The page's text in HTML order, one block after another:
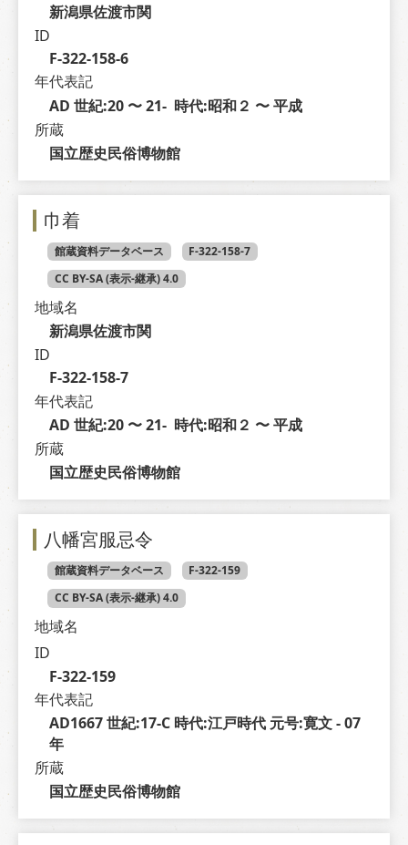
新潟県佐渡市関
ID
F-322-158-6
年代表記
AD 世紀:20 〜 21-  時代:昭和２ 〜 平成
所蔵
国立歴史民俗博物館
巾着
館蔵資料データベース
F-322-158-7
CC BY-SA (表示-継承) 4.0
地域名
新潟県佐渡市関
ID
F-322-158-7
年代表記
AD 世紀:20 〜 21-  時代:昭和２ 〜 平成
所蔵
国立歴史民俗博物館
八幡宮服忌令
館蔵資料データベース
F-322-159
CC BY-SA (表示-継承) 4.0
地域名
ID
F-322-159
年代表記
AD1667 世紀:17-C 時代:江戸時代 元号:寛文 - 07
年
所蔵
国立歴史民俗博物館